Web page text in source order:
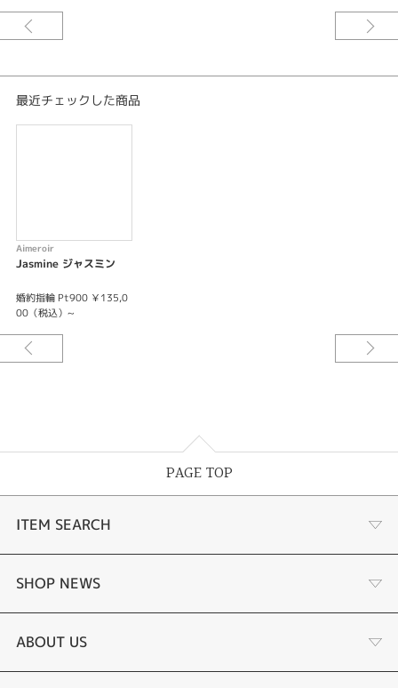
最近チェックした商品
Aimeroir
Jasmine ジャスミン
婚約指輪 Pt900 ￥135,0
00（税込）~
PAGE TOP
ITEM SEARCH
婚約指輪
結婚指輪
SHOP NEWS
選ばれる理由まとめ
ABOUT US